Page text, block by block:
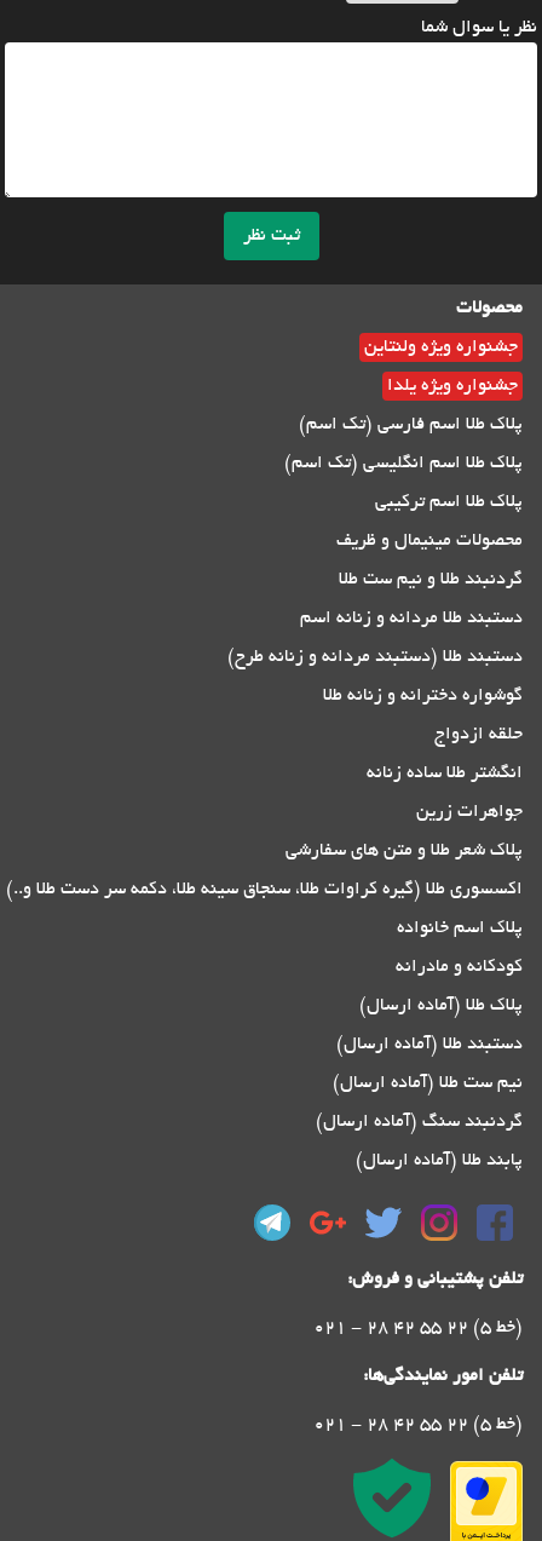
نظر یا سوال شما
ثبت نظر
محصولات
جشنواره ویژه ولنتاین
جشنواره ویژه یلدا
پلاک طلا اسم فارسی (تک اسم)
پلاک طلا اسم انگلیسی (تک اسم)
پلاک طلا اسم ترکیبی
محصولات مینیمال و ظریف
گردنبند طلا و نیم ست طلا
دستبند طلا مردانه و زنانه اسم
دستبند طلا (دستبند مردانه و زنانه طرح)
گوشواره دخترانه و زنانه طلا
حلقه ازدواج
انگشتر طلا ساده زنانه
جواهرات زرین
پلاک شعر طلا و متن های سفارشی
اکسسوری طلا (گیره کراوات طلا، سنجاق سینه طلا، دکمه سر دست طلا و..)
پلاک اسم خانواده
کودکانه و مادرانه
پلاک طلا (آماده ارسال)
دستبند طلا (آماده ارسال)
نیم ست طلا (آماده ارسال)
گردنبند سنگ (آماده ارسال)
پابند طلا (آماده ارسال)
تلفن پشتیبانی و فروش:
021 - 28 42 55 22 (5 خط)
تلفن امور نمایندگی‌ها:
021 - 28 42 55 22 (5 خط)